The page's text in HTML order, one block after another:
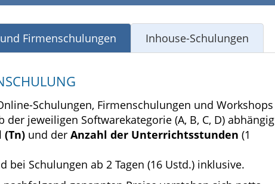
Firmenschulungen Inhouse-Schulungen
Schulungen, Firmenschulungen und Workshops
jeweiligen Softwarekategorie (A, B, C, D) abhängig
(Tn) und der Anzahl der Unterrichtsstunden (1
bei Schulungen ab 2 Tagen (16 Ustd.) inklusive.